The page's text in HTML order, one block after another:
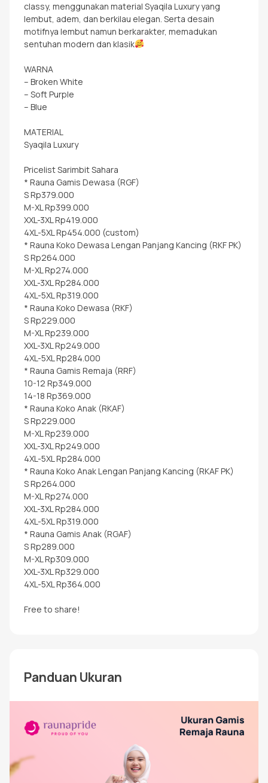
classy, menggunakan material Syaqila Luxury yang
lembut, adem, dan berkilau elegan. Serta desain
motifnya lembut namun berkarakter, memadukan
sentuhan modern dan klasik
WARNA
– Broken White
– Soft Purple
– Blue
MATERIAL
Syaqila Luxury
Pricelist Sarimbit Sahara
* Rauna Gamis Dewasa (RGF)
S Rp379.000
M-XL Rp399.000
XXL-3XL Rp419.000
4XL-5XL Rp454.000 (custom)
* Rauna Koko Dewasa Lengan Panjang Kancing (RKF PK)
S Rp264.000
M-XL Rp274.000
XXL-3XL Rp284.000
4XL-5XL Rp319.000
* Rauna Koko Dewasa (RKF)
S Rp229.000
M-XL Rp239.000
XXL-3XL Rp249.000
4XL-5XL Rp284.000
* Rauna Gamis Remaja (RRF)
10-12 Rp349.000
14-18 Rp369.000
* Rauna Koko Anak (RKAF)
S Rp229.000
M-XL Rp239.000
XXL-3XL Rp249.000
4XL-5XL Rp284.000
* Rauna Koko Anak Lengan Panjang Kancing (RKAF PK)
S Rp264.000
M-XL Rp274.000
XXL-3XL Rp284.000
4XL-5XL Rp319.000
* Rauna Gamis Anak (RGAF)
S Rp289.000
M-XL Rp309.000
XXL-3XL Rp329.000
4XL-5XL Rp364.000
Free to share!
Panduan Ukuran